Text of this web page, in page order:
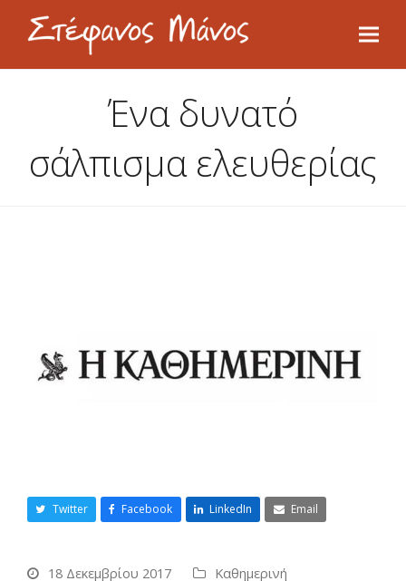
Ένα δυνατό
σάλπισμα ελευθερίας
Twitter Facebook LinkedIn Email
18 Δεκεμβρίου 2017 Καθημερινή